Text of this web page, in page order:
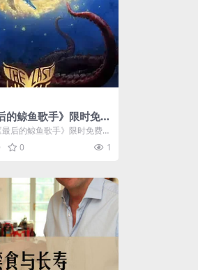
的鲸鱼歌手》限时免费
集高清
后的鲸鱼歌手》限时免费看
分类：电影 详情介绍...
0 1